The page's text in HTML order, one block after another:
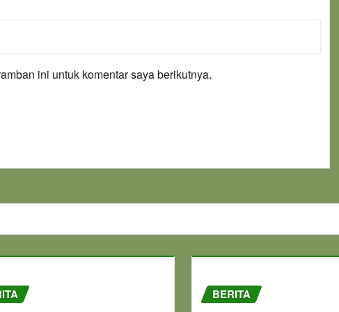
ini untuk komentar saya berikutnya.
BERITA